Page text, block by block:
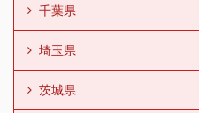
千葉県
埼玉県
茨城県